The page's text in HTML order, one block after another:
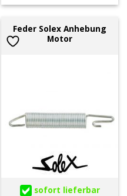
Feder Solex Anhebung
Motor
sofort lieferbar